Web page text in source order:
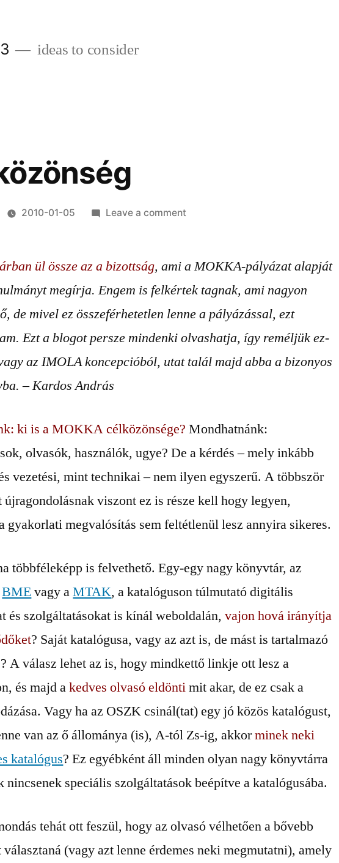
ideas to consider
2010-01-05 Leave a commenton
ül össze az a bizottság, ami a MOKKA-pályázat alapját
megírja. Engem is felkértek tagnak, ami nagyon
de mivel ez összeférhetetlen lenne a pályázással, ezt
Ezt a blogot persze mindenki olvashatja, így reméljük ez-
az IMOLA koncepcióból, utat talál majd abba a bizonyos
– Kardos András
ki is a MOKKA célközönsége? Mondhatnánk:
olvasók, használók, ugye? De a kérdés – mely inkább
vezetési, mint technikai – nem ilyen egyszerű. A többször
újragondolásnak viszont ez is része kell hogy legyen,
gyakorlati megvalósítás sem feltétlenül lesz annyira sikeres.
többféleképp is felvethető. Egy-egy nagy könyvtár, az
BMEvagy aMTAK, a katalóguson túlmutató digitális
és szolgáltatásokat is kínál weboldalán,vajon hová irányítja
? Saját katalógusa, vagy az azt is, de mást is tartalmazó
A válasz lehet az is, hogy mindkettő linkje ott lesz a
és majd akedves olvasó eldöntimit akar, de ez csak a
Vagy ha az OSZK csinál(tat) egy jó közös katalógust,
van az ő állománya (is), A-tól Zs-ig, akkorminek neki
katalógus? Ez egyébként áll minden olyan nagy könyvtárra
nincsenek speciális szolgáltatások beépítve a katalógusába.
tehát ott feszül, hogy az olvasó vélhetően a bővebb
(vagy azt lenne érdemes neki megmutatni), amely